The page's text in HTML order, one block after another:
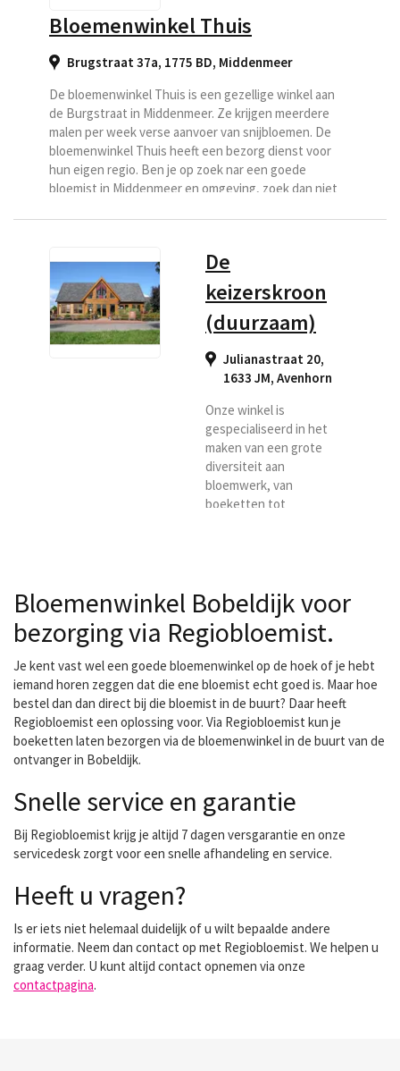
Bloemenwinkel Thuis
Brugstraat 37a, 1775 BD, Middenmeer
De bloemenwinkel Thuis is een gezellige winkel aan
de Burgstraat in Middenmeer. Ze krijgen meerdere
malen per week verse aanvoer van snijbloemen. De
bloemenwinkel Thuis heeft een bezorg dienst voor
hun eigen regio. Ben je op zoek nar een goede
bloemist in Middenmeer en omgeving, zoek dan niet
bezorgbloemist.
De
keizerskroon
(duurzaam)
Julianastraat 20,
1633 JM, Avenhorn
Onze winkel is
gespecialiseerd in het
maken van een grote
diversiteit aan
bloemwerk, van
boeketten tot
zoals voetbalschoenen,
biljartkeu etc),
bloemarrangementen met
andere attributen. Dit kan
met echte bloemen als
wel met zijden bloemen.
Wij zijn bloemsierkunst de
Keizerskroon gevestigd
Bloemenwinkel Bobeldijk voor
bezorging via Regiobloemist.
Je kent vast wel een goede bloemenwinkel op de hoek of je hebt
iemand horen zeggen dat die ene bloemist echt goed is. Maar hoe
bestel dan dan direct bij die bloemist in de buurt? Daar heeft
Regiobloemist een oplossing voor. Via Regiobloemist kun je
boeketten laten bezorgen via de bloemenwinkel in de buurt van de
ontvanger in Bobeldijk.
Snelle service en garantie
Bij Regiobloemist krijg je altijd 7 dagen versgarantie en onze
servicedesk zorgt voor een snelle afhandeling en service.
Heeft u vragen?
Is er iets niet helemaal duidelijk of u wilt bepaalde andere
informatie. Neem dan contact op met Regiobloemist. We helpen u
graag verder. U kunt altijd contact opnemen via onze
contactpagina.